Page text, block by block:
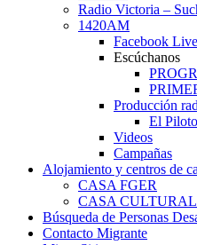
Radio Victoria –
1420AM
Facebook Live
Escúchanos
Producción
El Piloto
Videos
Campañas
Alojamiento y centros de
CASA FGER
CASA
Búsqueda de Personas
Contacto Migrante